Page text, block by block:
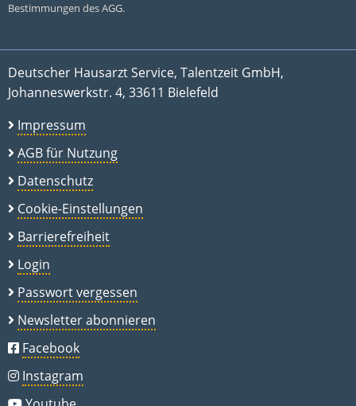
Bestimmungen des AGG.
Deutscher Hausarzt Service, Talentzeit GmbH,
Johanneswerkstr. 4, 33611 Bielefeld
Impressum
AGB für Nutzung
Datenschutz
Cookie-Einstellungen
Barrierefreiheit
Login
Passwort vergessen
Newsletter abonnieren
Facebook
Instagram